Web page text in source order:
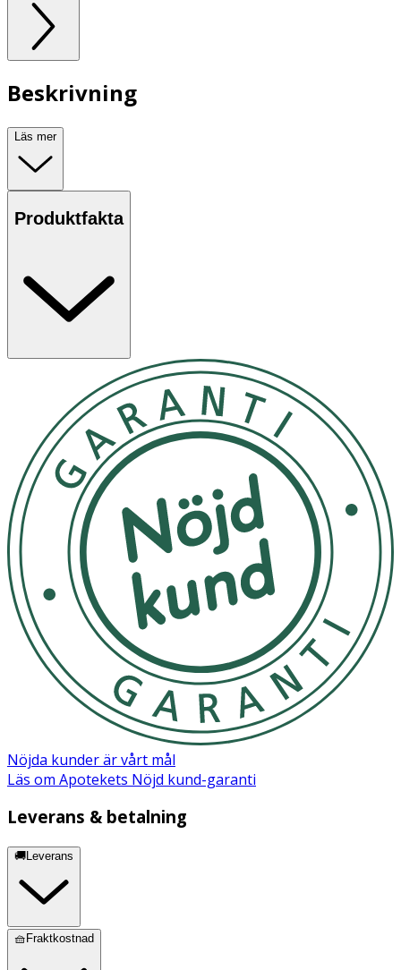
Beskrivning
Läs mer
Produktfakta
Nöjda kunder är vårt mål
Läs om Apotekets Nöjd kund-garanti
Leverans & betalning
🚚Leverans
🧺Fraktkostnad